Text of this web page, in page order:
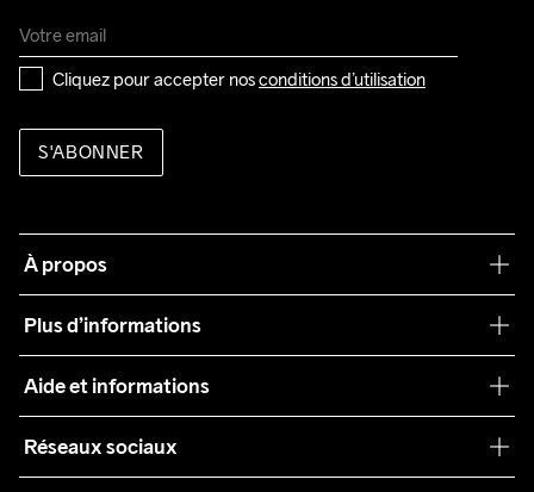
Cliquez pour accepter nos conditions d’utilisation
S'ABONNER
À propos
Plus d’informations
Teamwear
Durabilité
Aide et informations
Conditions générales
Réseaux sociaux